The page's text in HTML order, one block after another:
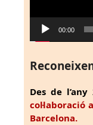
00:00
Des de
Barcelona.